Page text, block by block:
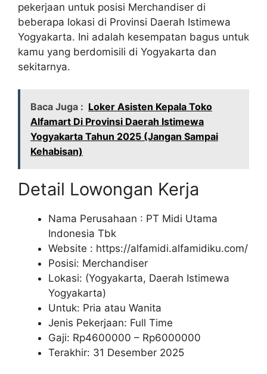
pekerjaan untuk posisi Merchandiser di
beberapa lokasi di Provinsi Daerah Istimewa
Yogyakarta. Ini adalah kesempatan bagus untuk
kamu yang berdomisili di Yogyakarta dan
sekitarnya.
Baca Juga : Loker Asisten Kepala Toko
Alfamart Di Provinsi Daerah Istimewa
Yogyakarta Tahun 2025 (Jangan Sampai
Kehabisan)
Detail Lowongan Kerja
Nama Perusahaan : PT Midi Utama
Indonesia Tbk
Website : https://alfamidi.alfamidiku.com/
Posisi: Merchandiser
Lokasi: (Yogyakarta, Daerah Istimewa
Yogyakarta)
Untuk: Pria atau Wanita
Jenis Pekerjaan: Full Time
Gaji: Rp4600000 – Rp6000000
Terakhir: 31 Desember 2025